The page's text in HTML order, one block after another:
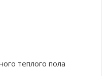
теплого пола